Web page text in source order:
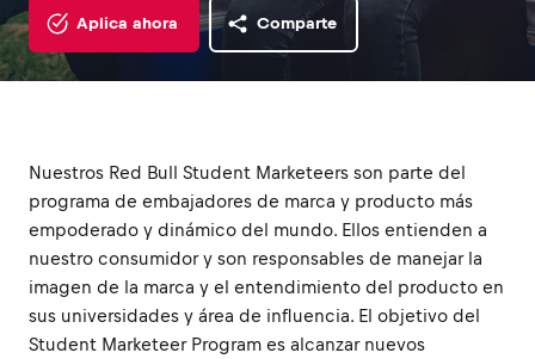
Aplica ahora Comparte
Nuestros Red Bull Student Marketeers son parte del
programa de embajadores de marca y producto más
empoderado y dinámico del mundo. Ellos entienden a
nuestro consumidor y son responsables de manejar la
imagen de la marca y el entendimiento del producto en
sus universidades y área de influencia. El objetivo del
Student Marketeer Program es alcanzar nuevos